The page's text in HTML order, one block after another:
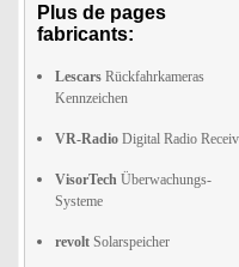
Plus de pages
fabricants:
Lescars Rückfahrkameras
Kennzeichen
VR-Radio Digital Radio
VisorTech Überwachungs-
Systeme
revolt Solarspeicher